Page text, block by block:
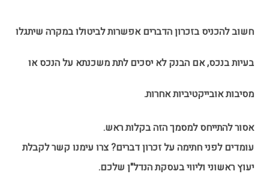
חשוב להכניס בזכרון הדברים אפשרות לביטולו במקרה שיתגלו
בעיות בנכס, אם הבנק לא יסכים לתת משכנתא על הנכס או
מסיבות אובייקטיביות אחרות.
אסור להתייחס למסמך הזה בקלות ראש.
עומדים לפני חתימה על זכרון דברים? צרו עימנו קשר לקבלת
יעוץ ראשוני וליווי בעסקת הנדל"ן שלכם.